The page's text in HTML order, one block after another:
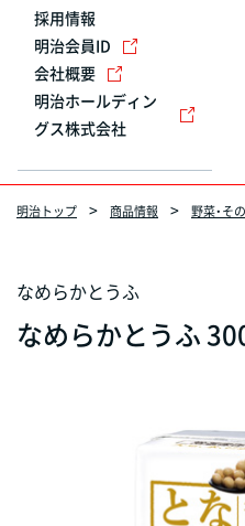
採用情報
明治会員ID
会社概要
明治ホールディン
グス株式会社
明治トップ 商品情報 野菜・そ
なめらかとうふ
なめらかとうふ